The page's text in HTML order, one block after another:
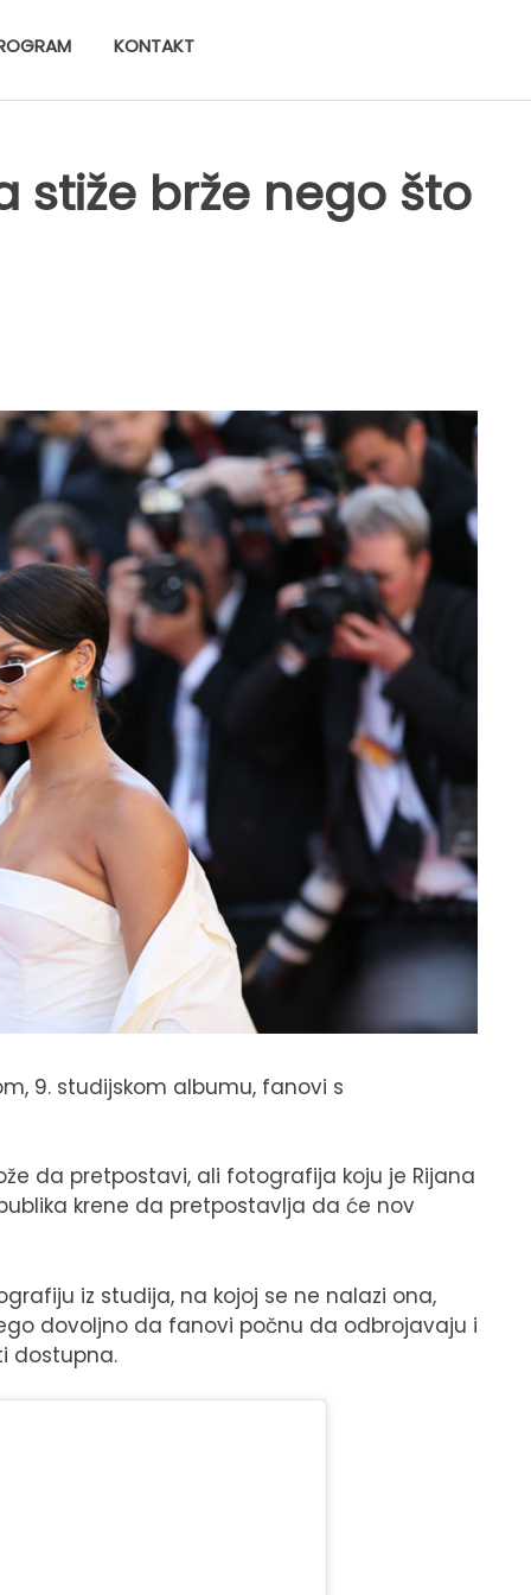
KONTAKT
stiže brže nego što
9. studijskom albumu, fanovi s
da pretpostavi, ali fotografija koju je Rijana
krene da pretpostavlja da će nov
iz studija, na kojoj se ne nalazi ona,
dovoljno da fanovi počnu da odbrojavaju i
dostupna.